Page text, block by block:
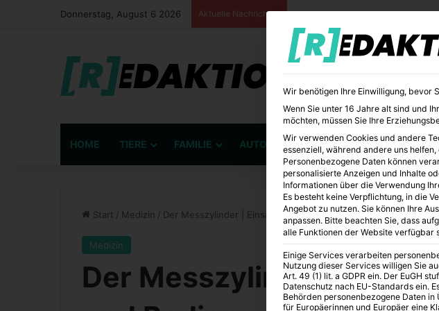
Donnerstag, August 6 2026 Aktuelle Nachrichten
HOME TIERE FAMILIE AUTO BÜCHER BILDUNG
Start / Medizin / Der Messzylinder | Einsatzgebiete und Bedienung
Medizin
Der Messzylinder |
Wir benötigen Ihre Einwilligung, bevor
Wenn Sie unter 16 Jahre alt sind und
möchten, müssen Sie Ihre
Wir verwenden Cookies und andere
essenziell, während andere uns
Personenbezogene Daten können
personalisierte Anzeigen und Inhalte
Informationen über die Verwendung
Es besteht keine Verpflichtung, in die
Angebot zu nutzen. Sie können Ihre
anpassen. Bitte beachten Sie, dass
alle Funktionen der Website verfügbar
Einige Services verarbeiten
Nutzung dieser Services willigen Sie
Art. 49 (1) lit. a GDPR ein. Der EuGH
Datenschutz nach EU-Standards ein.
Behörden personenbezogene Daten
für Europäerinnen und Europäer eine